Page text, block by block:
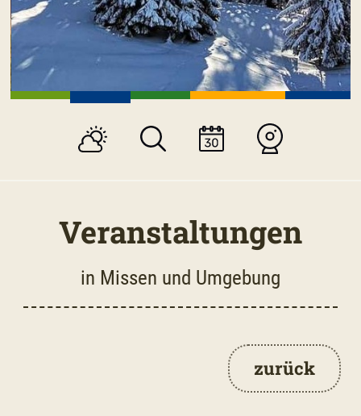
Veranstaltungen
in Missen und Umgebung
zurück